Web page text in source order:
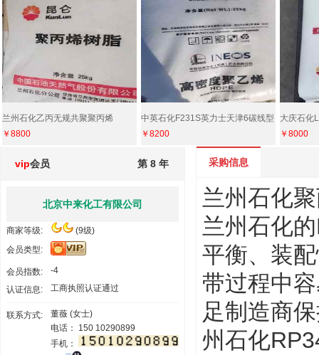
兰州石化乙丙无规共聚聚丙烯
RP340R兰化
￥8800
中英石化F231S英力士天津6碳线型
聚乙烯热收缩膜
￥8200
大庆石化
料mPE
￥8000
第 8 年
vip会员
北京中来化工有限公司
商家等级:
(9级)
会员类型:
会员指数:
-4
认证信息:
工商执照认证通过
联系方式:
董薇 (女士)
电话： 150 10290899
手机：
采购信息
兰州石化
兰州石化
平衡、装
带过程中
足制造商
州石化